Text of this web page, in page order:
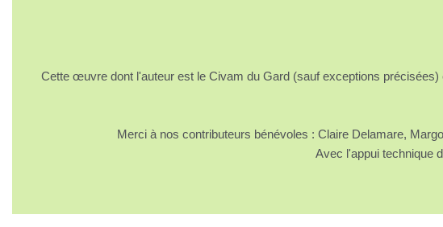
Cette œuvre dont l'auteur est le Civam du Gard (sauf exceptions
Merci à nos contributeurs bénévoles : Claire Delamare,
Avec l'appui technique